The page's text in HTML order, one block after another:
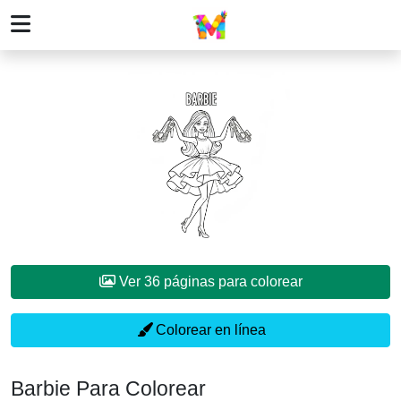
Ver 36 páginas para colorear
Colorear en línea
Barbie Para Colorear